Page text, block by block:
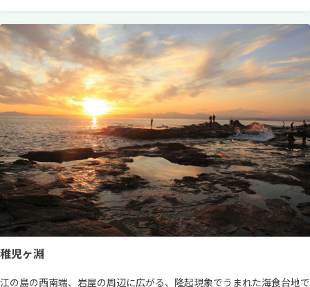
稚児ヶ淵
江の島の西南端、岩屋の周辺に広がる、隆起現象でうまれた海食台地で